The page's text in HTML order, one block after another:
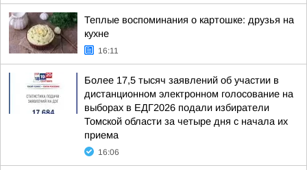
Теплые воспоминания о картошке: друзья на
кухне
16:11
Более 17,5 тысяч заявлений об участии в
дистанционном электронном голосование на
выборах в ЕДГ2026 подали избиратели
Томской области за четыре дня с начала их
приема
16:06